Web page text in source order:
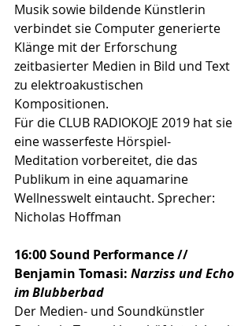
Musik sowie bildende Künstlerin
verbindet sie Computer generierte
Klänge mit der Erforschung
zeitbasierter Medien in Bild und Text
zu elektroakustischen
Kompositionen.
Für die CLUB RADIOKOJE 2019 hat sie
eine wasserfeste Hörspiel-
Meditation vorbereitet, die das
Publikum in eine aquamarine
Wellnesswelt eintaucht. Sprecher:
Nicholas Hoffman
16:00 Sound Performance //
Benjamin Tomasi: Narziss und Echo
im Blubberbad
Der Medien- und Soundkünstler